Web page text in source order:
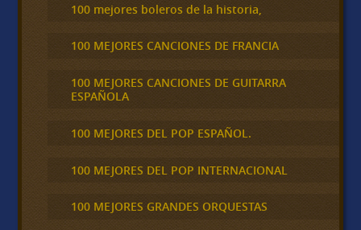
100 mejores boleros de la historia,
100 MEJORES CANCIONES DE FRANCIA
100 MEJORES CANCIONES DE GUITARRA
ESPAÑOLA
100 MEJORES DEL POP ESPAÑOL.
100 MEJORES DEL POP INTERNACIONAL
100 MEJORES GRANDES ORQUESTAS